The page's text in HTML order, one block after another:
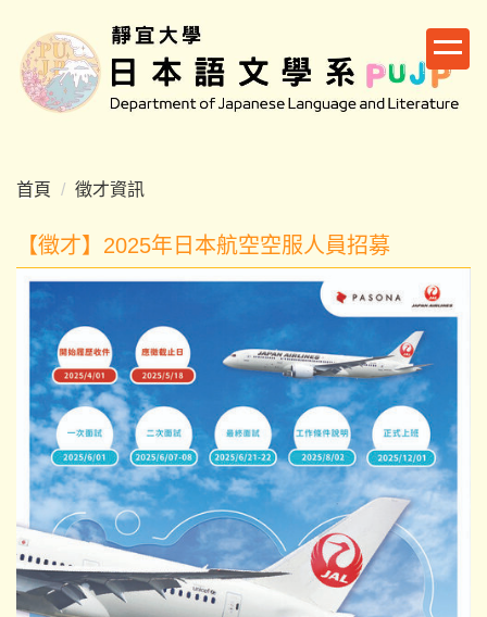
主
要
首頁
徵才資訊
【徵才】2025年日本航空空服人員招募